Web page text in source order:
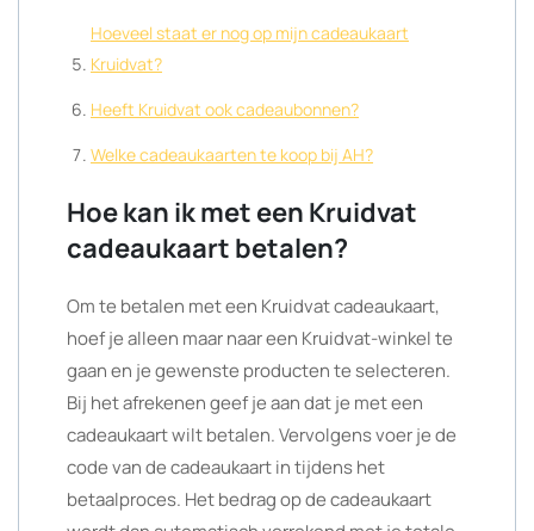
Hoeveel staat er nog op mijn cadeaukaart
Kruidvat?
Heeft Kruidvat ook cadeaubonnen?
Welke cadeaukaarten te koop bij AH?
Hoe kan ik met een Kruidvat
cadeaukaart betalen?
Om te betalen met een Kruidvat cadeaukaart,
hoef je alleen maar naar een Kruidvat-winkel te
gaan en je gewenste producten te selecteren.
Bij het afrekenen geef je aan dat je met een
cadeaukaart wilt betalen. Vervolgens voer je de
code van de cadeaukaart in tijdens het
betaalproces. Het bedrag op de cadeaukaart